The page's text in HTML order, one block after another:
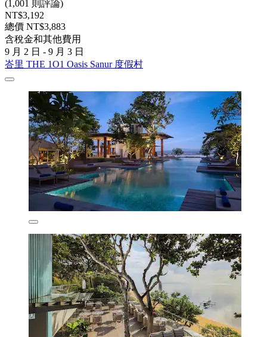
(1,001 則評論)
NT$3,192
總價 NT$3,883
含稅金和其他費用
9 月 2 日 - 9 月 3 日
峇里 THE 1O1 Oasis Sanur 度假村